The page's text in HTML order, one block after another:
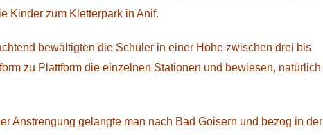
Kinder zum Kletterpark in Anif.
bewältigten die Schüler in einer Höhe zwischen drei bis
zu Plattform die einzelnen Stationen und bewiesen, natürlich
Anstrengung gelangte man nach Bad Goisern und bezog in der